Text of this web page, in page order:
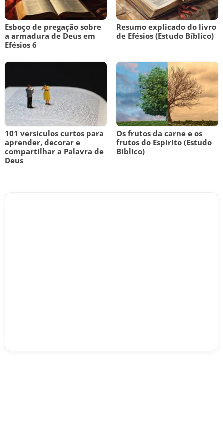
Esboço de pregação sobre
a armadura de Deus em
Efésios 6
Resumo explicado do livro
de Efésios (Estudo Bíblico)
101 versículos curtos para
aprender, decorar e
compartilhar a Palavra de
Deus
Os frutos da carne e os
frutos do Espírito (Estudo
Bíblico)